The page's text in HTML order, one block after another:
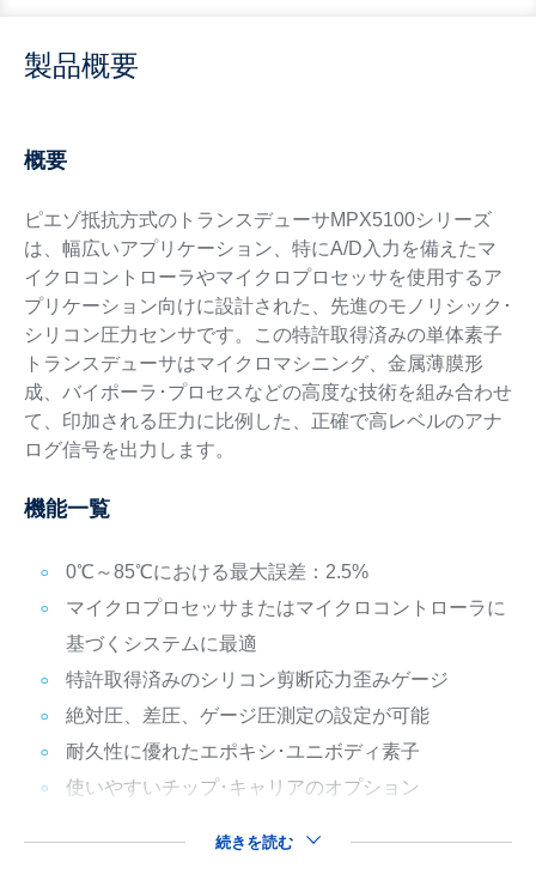
製品概要
概要
ピエゾ抵抗方式のトランスデューサMPX5100シリーズ
は、幅広いアプリケーション、特にA/D入力を備えたマ
イクロコントローラやマイクロプロセッサを使用するア
プリケーション向けに設計された、先進のモノリシック･
シリコン圧力センサです。この特許取得済みの単体素子
トランスデューサはマイクロマシニング、金属薄膜形
成、バイポーラ･プロセスなどの高度な技術を組み合わせ
て、印加される圧力に比例した、正確で高レベルのアナ
ログ信号を出力します。
機能一覧
0℃～85℃における最大誤差：2.5%
マイクロプロセッサまたはマイクロコントローラに
基づくシステムに最適
特許取得済みのシリコン剪断応力歪みゲージ
絶対圧、差圧、ゲージ圧測定の設定が可能
耐久性に優れたエポキシ･ユニボディ素子
使いやすいチップ･キャリアのオプション
続きを読む